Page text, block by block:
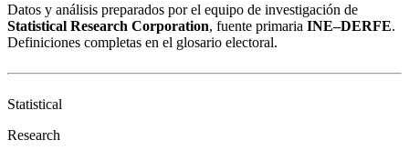
Datos y análisis preparados por el equipo de investigación de
Statistical Research Corporation, fuente primaria INE–DERFE.
Definiciones completas en el glosario electoral.
Statistical
Research